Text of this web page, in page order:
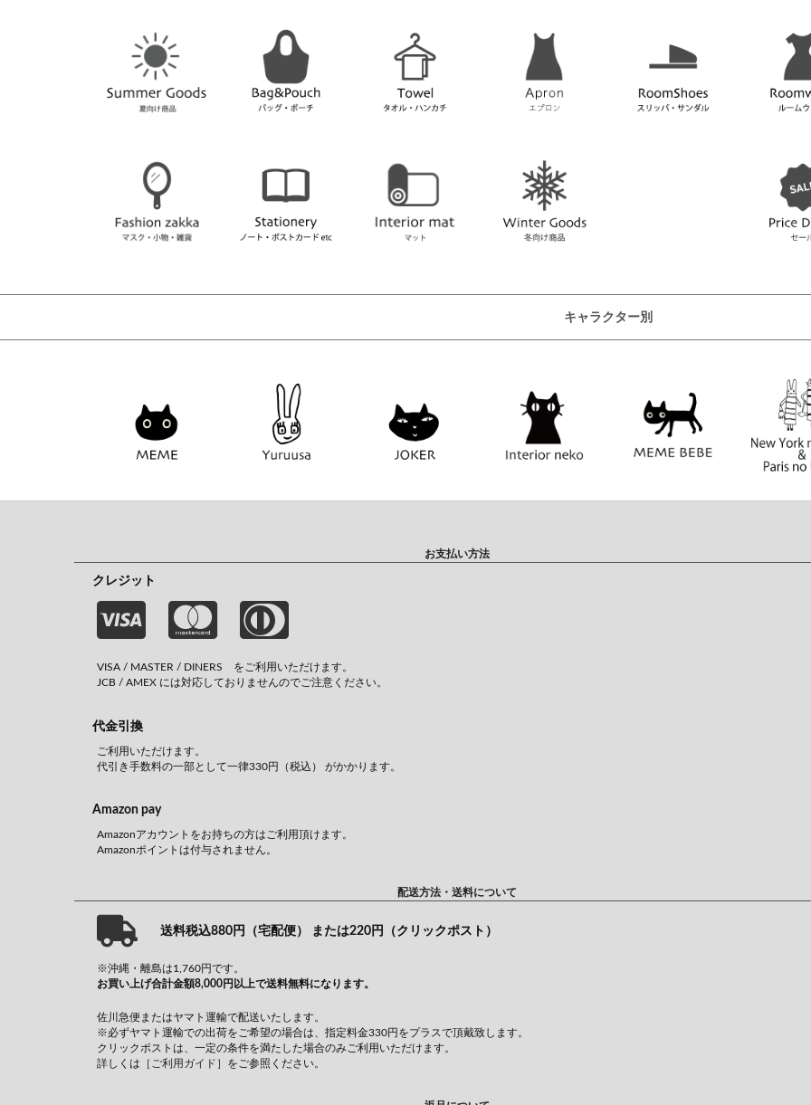
キャラクター別
お支払い方法
クレジット
VISA / MASTER / DINERS をご利用いただけます。
JCB / AMEX には対応しておりませんのでご注意ください。
代金引換
ご利用いただけます。
代引き手数料の一部として一律330円（税込） がかかります。
Amazon pay
Amazonアカウントをお持ちの方はご利用頂けます。
Amazonポイントは付与されません。
配送方法・送料について
送料税込880円（宅配便） または220円（クリックポスト）
※沖縄・離島は1,760円です。
お買い上げ合計金額8,000円以上で送料無料になります。
佐川急便またはヤマト運輸で配送いたします。
※必ずヤマト運輸での出荷をご希望の場合は、指定料金330円をプラスで頂戴致します。
クリックポストは、一定の条件を満たした場合のみご利用いただけます。
詳しくは ［ご利用ガイド］ をご参照ください。